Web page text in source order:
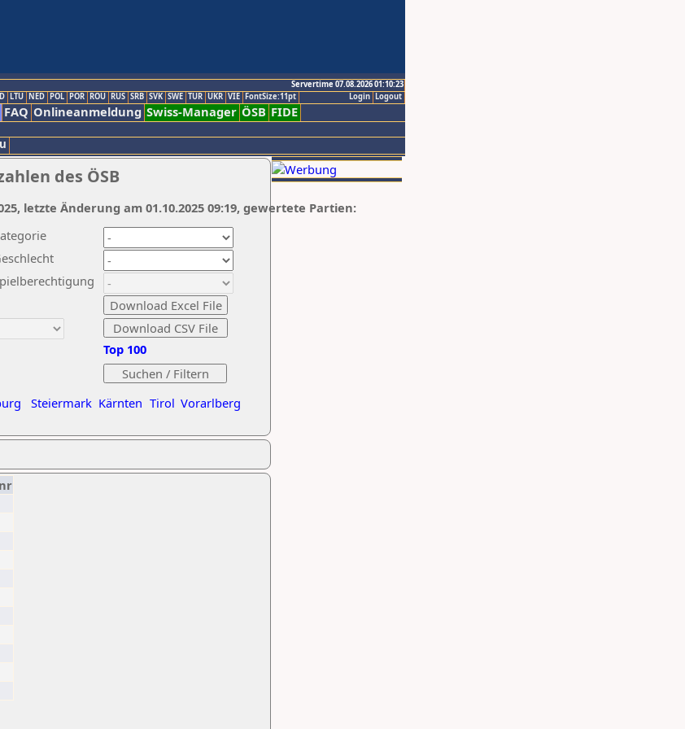
Servertime 07.08.2026 01:10:23
Logout
Login
LTU NED POL POR ROU RUS SRB SVK SWE TUR UKR VIE FontSize:11pt
FAQ Onlineanmeldung Swiss-Manager ÖSB FIDE
des ÖSB
Steiermark Kärnten Tirol Vorarlberg
Top 100
letzte Änderung am 01.10.2025 09:19, gewertete Partien: